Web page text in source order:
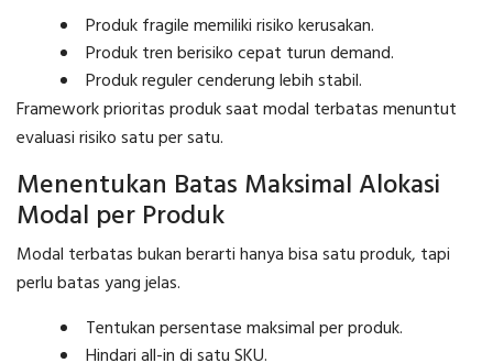
Produk fragile memiliki risiko kerusakan.
Produk tren berisiko cepat turun demand.
Produk reguler cenderung lebih stabil.
Framework prioritas produk saat modal terbatas menuntut
evaluasi risiko satu per satu.
Menentukan Batas Maksimal Alokasi
Modal per Produk
Modal terbatas bukan berarti hanya bisa satu produk, tapi
perlu batas yang jelas.
Tentukan persentase maksimal per produk.
Hindari all-in di satu SKU.